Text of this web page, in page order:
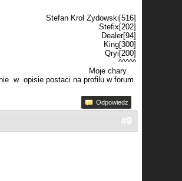
Stefan Krol Zydowski[516]
Stefix[202]
Dealer[94]
King[300]
Qryi[200]
^^^^^
Moje chary
w opisie postaci na profilu w forum.
Odpowiedz
#9